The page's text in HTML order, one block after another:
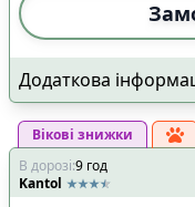
Додаткова
Вікові знижки
В дорозі:9 год
Kantol